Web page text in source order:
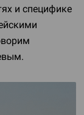
и специфике